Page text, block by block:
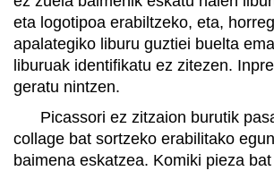
eta logotipoa erabiltzeko, eta,
apalategiko liburu guztiei buelta
liburuak identifikatu ez zitezen.
geratu nintzen.
Picassori ez zitzaion burutik
collage bat sortzeko erabilitako
baimena eskatzea. Komiki pieza